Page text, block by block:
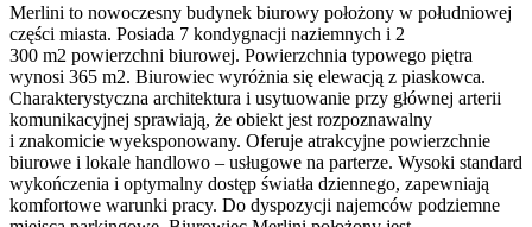
Merlini to nowoczesny budynek biurowy położony w południowej
części miasta. Posiada 7 kondygnacji naziemnych i 2
300 m2 powierzchni biurowej. Powierzchnia typowego piętra
wynosi 365 m2. Biurowiec wyróżnia się elewacją z piaskowca.
Charakterystyczna architektura i usytuowanie przy głównej arterii
komunikacyjnej sprawiają, że obiekt jest rozpoznawalny
i znakomicie wyeksponowany. Oferuje atrakcyjne powierzchnie
biurowe i lokale handlowo – usługowe na parterze. Wysoki standard
wykończenia i optymalny dostęp światła dziennego, zapewniają
komfortowe warunki pracy. Do dyspozycji najemców podziemne